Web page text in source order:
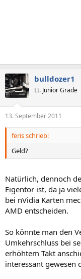
bulldozer1
Lt. Junior Grade
13. September 2011
feris schrieb:
Geld?
Natürlich, dennoch
Eigentor ist, da ja
bei nVidia Karten
AMD entscheiden.
So könnte man den
Umkehrschluss bei
erhöhtem Takt
interessant gewesen